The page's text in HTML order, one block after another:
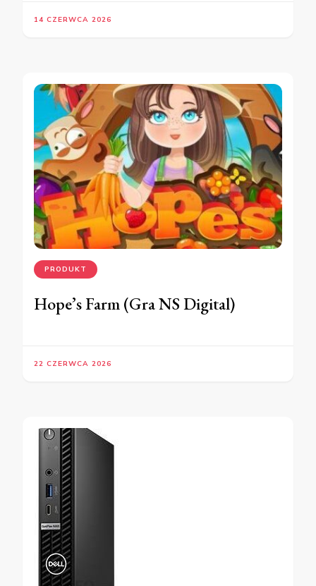
14 CZERWCA 2026
PRODUKT
Hope’s Farm (Gra NS Digital)
22 CZERWCA 2026